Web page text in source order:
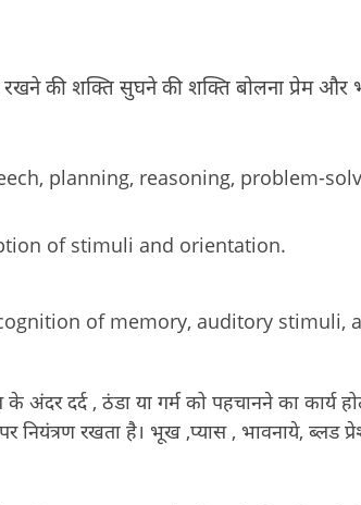
रखने की शक्ति सुघने की शक्ति बोलना प्रेम और
planning, reasoning, problem-
of stimuli and orientation.
of memory, auditory stimuli,
अंदर दर्द , ठंडा या गर्म को पहचानने का कार्य
पर नियंत्रण रखता है। भूख ,प्यास , भावनाये, ब्लड